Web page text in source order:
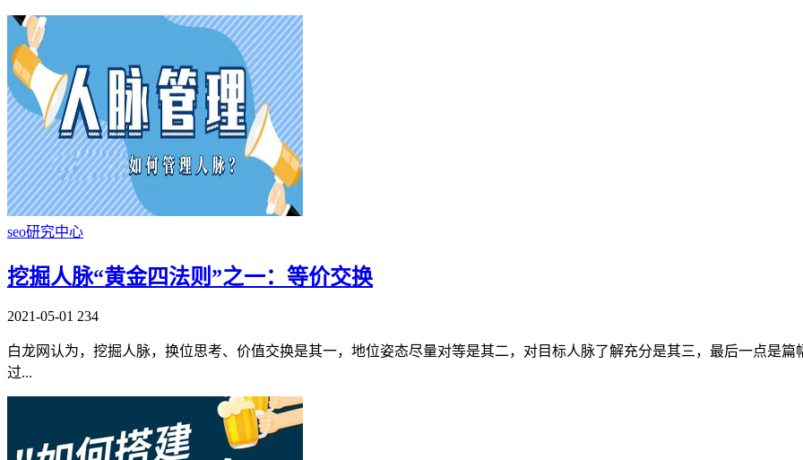
seo研究中心
挖掘人脉“黄金四法则”之一：等价交换
2021-05-01 234
白龙网认为，挖掘人脉，换位思考、价值交换是其一，地位姿态尽量对等是其二，对目标人脉了解充分是其三，最后一点是
过...